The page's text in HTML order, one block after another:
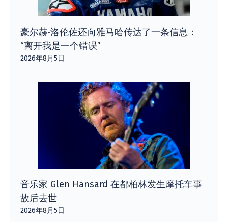
豪尔赫·洛伦佐还向雅马哈传达了一条信息：
“离开我是一个错误”
2026年8月5日
音乐家 Glen Hansard 在都柏林发生摩托车事
故后去世
2026年8月5日